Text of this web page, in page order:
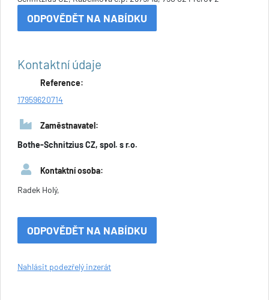
ODPOVĚDĚT NA NABÍDKU
Kontaktní údaje
Reference:
17959620714
Zaměstnavatel:
Bothe-Schnitzius CZ, spol. s r.o.
Kontaktní osoba:
Radek Holý,
ODPOVĚDĚT NA NABÍDKU
Nahlásit podezřelý inzerát